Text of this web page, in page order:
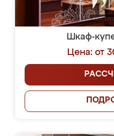
Шкаф-
Цена: от